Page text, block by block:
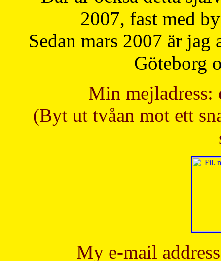
2007, fast med
Sedan mars 2007 är
Göteborg
Min mejladress:
(Byt ut tvåan mot ett
My e-mail